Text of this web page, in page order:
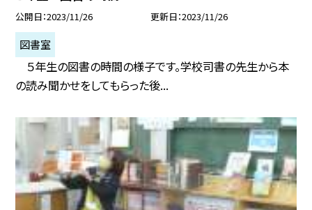
公開日 2023/11/26 更新日 2023/11/26
図書室
５年生の図書の時間の様子です。学校司書の先生から本
の読み聞かせをしてもらった後...